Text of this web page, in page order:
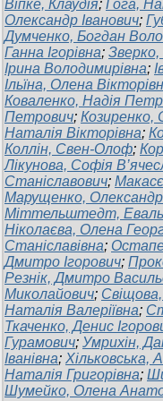
Віпке, Клаудія; Гога,
Олександр Іванович;
Думченко, Богдан
Ганна Ігорівна; Зверко,
Ірина Володимирівна;
Ільїна, Олена
Коваленко, Надія
Петрович; Козиренко,
Наталія Вікторівна;
Коллін, Свен-Олоф;
Лікунова, Софія
Станіславович;
Марущенко,
Міттельштедт,
Ніколаєва, Олена
Станіславівна;
Дмитро Ігорович;
Резнік, Дмитро
Миколайович; Свіщова,
Наталія Валеріївна;
Ткаченко, Денис
Гурамович; Умрихін,
Іванівна; Хільковська,
Наталія Григорівна;
Шумейко, Олена